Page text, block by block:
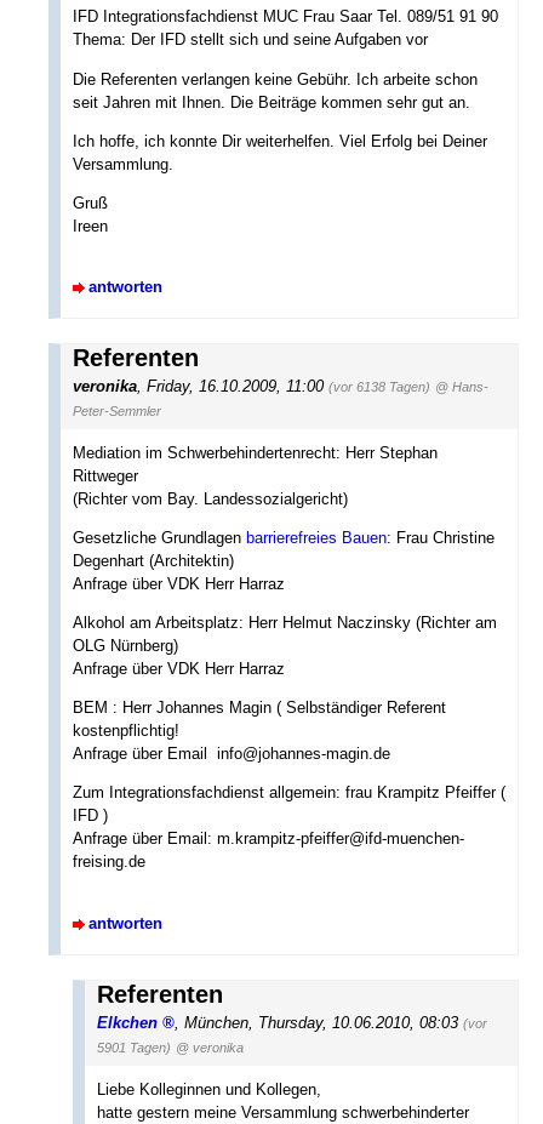
IFD Integrationsfachdienst MUC Frau Saar Tel. 089/51 91 90
Thema: Der IFD stellt sich und seine Aufgaben vor
Die Referenten verlangen keine Gebühr. Ich arbeite schon
seit Jahren mit Ihnen. Die Beiträge kommen sehr gut an.
Ich hoffe, ich konnte Dir weiterhelfen. Viel Erfolg bei Deiner
Versammlung.
Gruß
Ireen
antworten
Referenten
veronika, Friday, 16.10.2009, 11:00 (vor 6138 Tagen) @ Hans-
Peter-Semmler
Mediation im Schwerbehindertenrecht: Herr Stephan
Rittweger
(Richter vom Bay. Landessozialgericht)
Gesetzliche Grundlagen barrierefreies Bauen: Frau Christine
Degenhart (Architektin)
Anfrage über VDK Herr Harraz
Alkohol am Arbeitsplatz: Herr Helmut Naczinsky (Richter am
OLG Nürnberg)
Anfrage über VDK Herr Harraz
BEM : Herr Johannes Magin ( Selbständiger Referent 
kostenpflichtig!
Anfrage über Email  info@johannes-magin.de
Zum Integrationsfachdienst allgemein: frau Krampitz Pfeiffer (
IFD )
Anfrage über Email: m.krampitz-pfeiffer@ifd-muenchen-
freising.de
antworten
Referenten
Elkchen München Thursday, 10.06.2010, 08:03 (vor
5901 Tagen) @ veronika
Liebe Kolleginnen und Kollegen,
hatte gestern meine Versammlung schwerbehinderter